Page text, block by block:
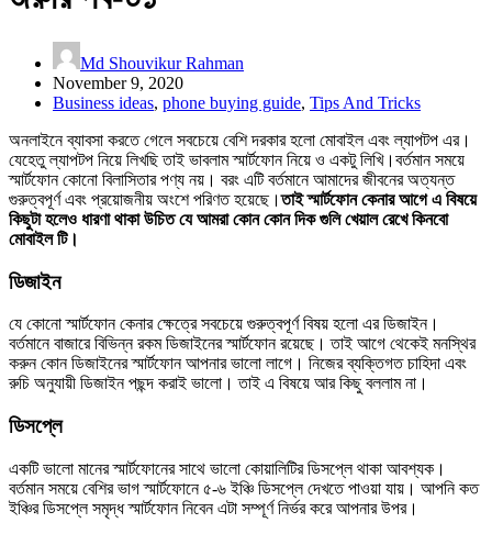
Md Shouvikur Rahman
November 9, 2020
Business ideas, phone buying guide, Tips And Tricks
অনলাইনে ব্যাবসা করতে গেলে সবচেয়ে বেশি দরকার হলো মোবাইল এবং ল্যাপটপ এর।
যেহেতু ল্যাপটপ নিয়ে লিখছি তাই ভাবলাম স্মার্টফোন নিয়ে ও একটু লিখি।বর্তমান সময়ে
স্মার্টফোন কোনো বিলাসিতার পণ্য নয়। বরং এটি বর্তমানে আমাদের জীবনের অত্যন্ত
গুরুত্বপূর্ণ এবং প্রয়োজনীয় অংশে পরিণত হয়েছে।তাই স্মার্টফোন কেনার আগে এ বিষয়ে
কিছুটা হলেও ধারণা থাকা উচিত যে আমরা কোন কোন দিক গুলি খেয়াল রেখে কিনবো
মোবাইল টি।
ডিজাইন
যে কোনো স্মার্টফোন কেনার ক্ষেত্রে সবচেয়ে গুরুত্বপূর্ণ বিষয় হলো এর ডিজাইন।
বর্তমানে বাজারে বিভিন্ন রকম ডিজাইনের স্মার্টফোন রয়েছে। তাই আগে থেকেই মনস্থির
করুন কোন ডিজাইনের স্মার্টফোন আপনার ভালো লাগে। নিজের ব্যক্তিগত চাহিদা এবং
রুচি অনুযায়ী ডিজাইন পছন্দ করাই ভালো। তাই এ বিষয়ে আর কিছু বললাম না।
ডিসপ্লে
একটি ভালো মানের স্মার্টফোনের সাথে ভালো কোয়ালিটির ডিসপ্লে থাকা আবশ্যক।
বর্তমান সময়ে বেশির ভাগ স্মার্টফোনে ৫-৬ ইঞ্চি ডিসপ্লে দেখতে পাওয়া যায়। আপনি কত
ইঞ্চির ডিসপ্লে সমৃদ্ধ স্মার্টফোন নিবেন এটা সম্পূর্ণ নির্ভর করে আপনার উপর।